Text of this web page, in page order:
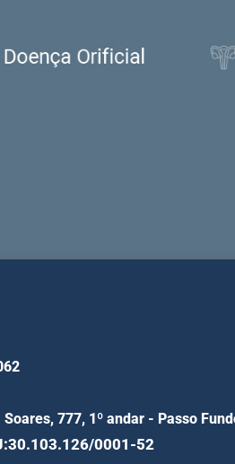
777, 1º andar - Passo
0001-52